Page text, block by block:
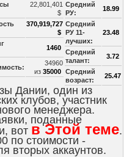
22,801,401
$
370,919,727
$
1460
34960
из 35000
Средний
РУ:
18.99
Средний
РУ 11-
лучших:
23.48
Средний
талант:
3.72
Средний
возраст:
25.47
Дании, один из
клубов, участник
менеджера.
поданные
вот в Этой теме.
по стоимости -
вторых аккаунтов.